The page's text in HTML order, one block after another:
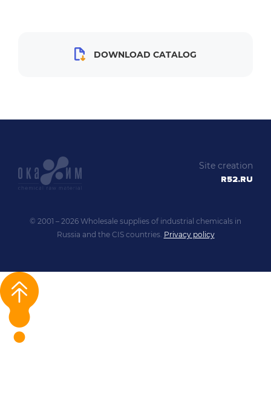
DOWNLOAD CATALOG
© 2001 – 2026 Wholesale supplies of industrial chemicals in
Russia and the CIS countries. Privacy policy
Site creation
R52.RU